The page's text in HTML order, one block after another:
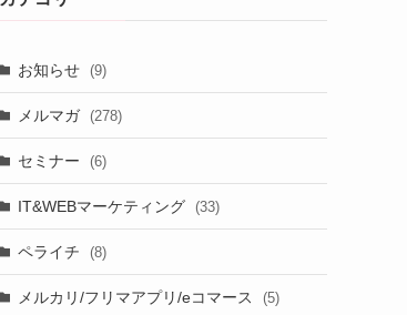
お知らせ (9)
メルマガ (278)
セミナー (6)
IT&WEBマーケティング (33)
ペライチ (8)
メルカリ/フリマアプリ/eコマース (5)